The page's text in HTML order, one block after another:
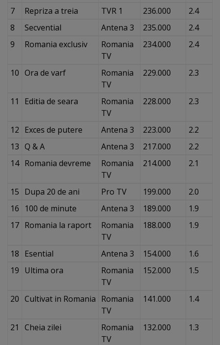
7
Repriza a treia TVR 1 236.000
2.4
8
Secvential Antena 3 235.000
2.4
9
Romania exclusiv
Romania
TV
234.000 2.4
10 Ora de varf
Romania
TV
229.000 2.3
11 Editia de seara
Romania
TV
228.000 2.3
12 Exces de putere Antena 3 223.000
2.2
13 Q & A Antena 3 217.000
2.2
14 Romania devreme
Romania
TV
214.000 2.1
15 Dupa 20 de ani Pro TV 199.000
2.0
16
100 de minute Antena 3 189.000
1.9
17 Romania la raport
Romania
TV
188.000 1.9
18 Esential Antena 3 154.000
1.6
19 Ultima ora
Romania
TV
152.000 1.5
20 Cultivat in Romania Romania
TV
141.000 1.4
21 Cheia zilei
Romania
TV
132.000 1.3